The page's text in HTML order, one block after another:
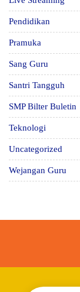
Pendidikan
Pramuka
Sang Guru
Santri Tangguh
SMP Bilter Buletin
Teknologi
Uncategorized
Wejangan Guru